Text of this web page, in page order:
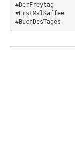
#DerFreytag
#ErstMalKaffee
#BuchDesTages